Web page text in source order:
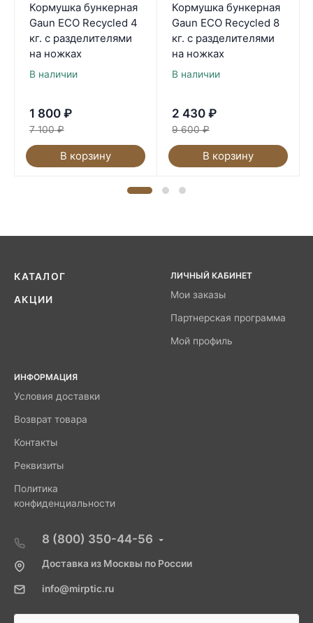
Кормушка бункерная
Gaun ECO Recycled 4
кг. с разделителями
на ножках
В наличии
1 800 ₽
7 100 ₽
В корзину
Кормушка бункерная
Gaun ECO Recycled 8
кг. с разделителями
на ножках
В наличии
2 430 ₽
9 600 ₽
В корзину
КАТАЛОГ
АКЦИИ
ЛИЧНЫЙ КАБИНЕТ
Мои заказы
Партнерская программа
Мой профиль
ИНФОРМАЦИЯ
Условия доставки
Возврат товара
Контакты
Реквизиты
Политика
конфиденциальности
8 (800) 350-44-56
Доставка из Москвы по России
info@mirptic.ru